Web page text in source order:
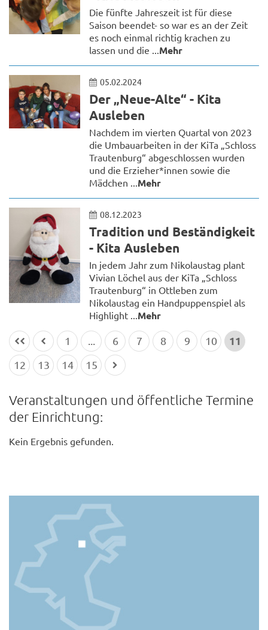
Die fünfte Jahreszeit ist für diese
Saison beendet- so war es an der Zeit
es noch einmal richtig krachen zu
lassen und die ... Mehr
05.02.2024
Der „Neue-Alte“ - Kita
Ausleben
Nachdem im vierten Quartal von 2023
die Umbauarbeiten in der KiTa „Schloss
Trautenburg“ abgeschlossen wurden
und die Erzieher*innen sowie die
Mädchen ... Mehr
08.12.2023
Tradition und Beständigkeit
- Kita Ausleben
In jedem Jahr zum Nikolaustag plant
Vivian Löchel aus der KiTa „Schloss
Trautenburg“ in Ottleben zum
Nikolaustag ein Handpuppenspiel als
Highlight ... Mehr
1
6 7 8 9 10 11
12 13 14 15
Veranstaltungen und öffentliche Termine
der Einrichtung:
Kein Ergebnis gefunden.